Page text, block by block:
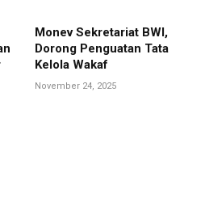
Monev Sekretariat BWI,
Dorong Penguatan Tata
Kelola Wakaf
November 24, 2025